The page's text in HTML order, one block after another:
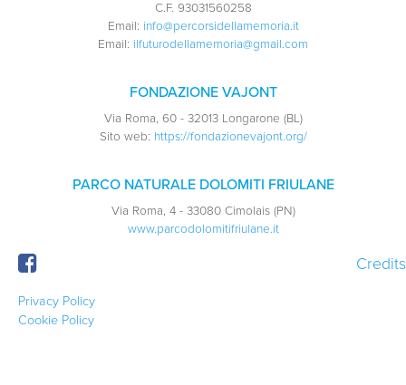
C.F. 93031560258
Email: info@percorsidellamemoria.it
Email: ilfuturodellamemoria@gmail.com
FONDAZIONE VAJONT
Via Roma, 60 - 32013 Longarone (BL)
Sito web: https://fondazionevajont.org/
PARCO NATURALE DOLOMITI FRIULANE
Via Roma, 4 - 33080 Cimolais (PN)
www.parcodolomitifriulane.it
Privacy Policy
Cookie Policy
Credits